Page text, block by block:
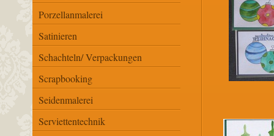
Porzellanmalerei
Satinieren
Schachteln/ Verpackungen
Scrapbooking
Seidenmalerei
Serviettentechnik